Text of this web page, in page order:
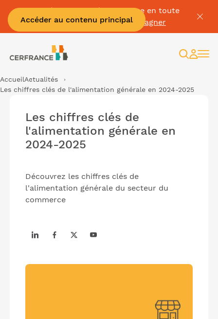
Accéder au contenu principal
Passez à la facture électronique en toute
sérénité :Je me fais accompagner
AccueilActualités
Les chiffres clés de l'alimentation générale en 2024-2025
Les chiffres clés de
l'alimentation générale en
2024-2025
Découvrez les chiffres clés de
l'alimentation générale du secteur du
commerce